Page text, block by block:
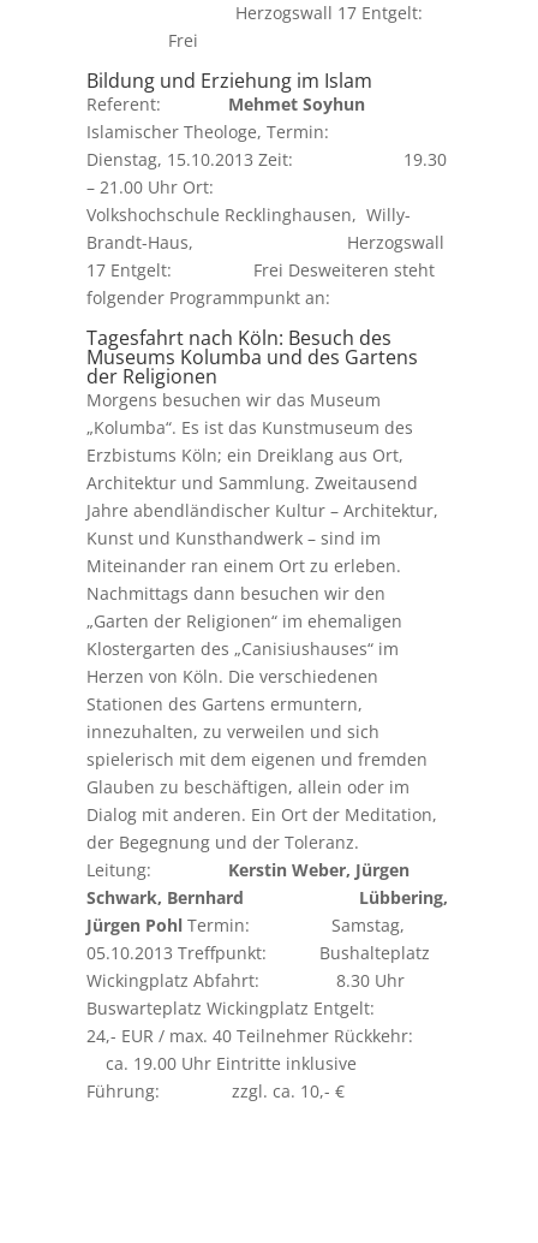
Herzogswall 17 Entgelt:
Frei
Bildung und Erziehung im Islam
Referent: Mehmet Soyhun
Islamischer Theologe, Termin:
Dienstag, 15.10.2013 Zeit: 19.30
– 21.00 Uhr Ort:
Volkshochschule Recklinghausen, Willy-
Brandt-Haus, Herzogswall
17 Entgelt: Frei Desweiteren steht
folgender Programmpunkt an:
Tagesfahrt nach Köln: Besuch des
Museums Kolumba und des Gartens
der Religionen
Morgens besuchen wir das Museum
„Kolumba“. Es ist das Kunstmuseum des
Erzbistums Köln; ein Dreiklang aus Ort,
Architektur und Sammlung. Zweitausend
Jahre abendländischer Kultur – Architektur,
Kunst und Kunsthandwerk – sind im
Miteinander ran einem Ort zu erleben.
Nachmittags dann besuchen wir den
„Garten der Religionen“ im ehemaligen
Klostergarten des „Canisiushauses“ im
Herzen von Köln. Die verschiedenen
Stationen des Gartens ermuntern,
innezuhalten, zu verweilen und sich
spielerisch mit dem eigenen und fremden
Glauben zu beschäftigen, allein oder im
Dialog mit anderen. Ein Ort der Meditation,
der Begegnung und der Toleranz.
Leitung: Kerstin Weber, Jürgen
Schwark, Bernhard Lübbering,
Jürgen PohlTermin: Samstag,
05.10.2013 Treffpunkt: Bushalteplatz
Wickingplatz Abfahrt: 8.30 Uhr
Buswarteplatz Wickingplatz Entgelt:
24,- EUR / max. 40 Teilnehmer Rückkehr:
ca. 19.00 Uhr Eintritte inklusive
Führung: zzgl. ca. 10,- €